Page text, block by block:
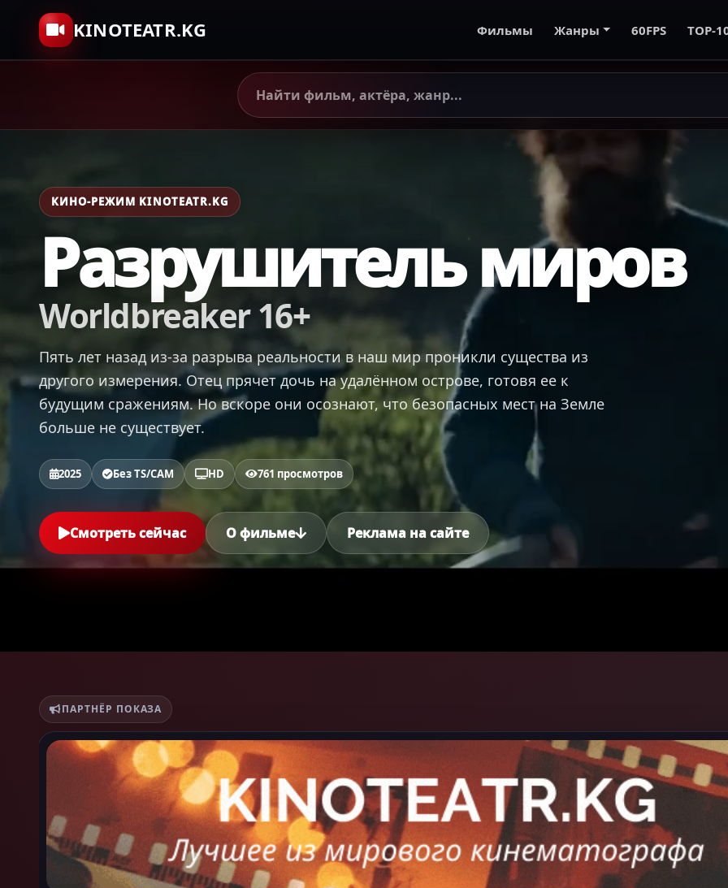
KINOTEATR.KG Фильмы Жанры 60FPS TOP-
КИНО-РЕЖИМ KINOTEATR.KG
Разрушитель миров
Worldbreaker 16+
Пять лет назад из-за разрыва реальности в наш мир проникли существа из
другого измерения. Отец прячет дочь на удалённом острове, готовя ее к
будущим сражениям. Но вскоре они осознают, что безопасных мест на Земле
больше не существует.
2025 Без TS/CAM HD 761 просмотров
Смотреть сейчас О фильме Реклама на сайте
ПАРТНЁР ПОКАЗА